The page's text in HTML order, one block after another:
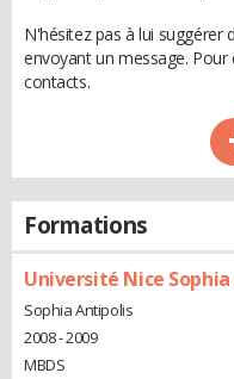
N'hésitez pas à lui suggérer
envoyant un message.
contacts.
Formations
Université Nice
Sophia Antipolis
2008 - 2009
MBDS